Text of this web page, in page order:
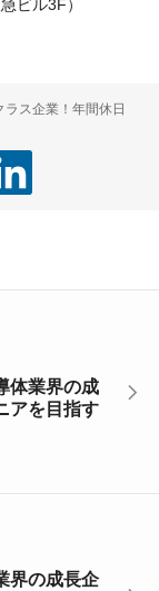
ビル3F）
ラス企業！年間休日
体業界の成
アを目指す
界の成長企